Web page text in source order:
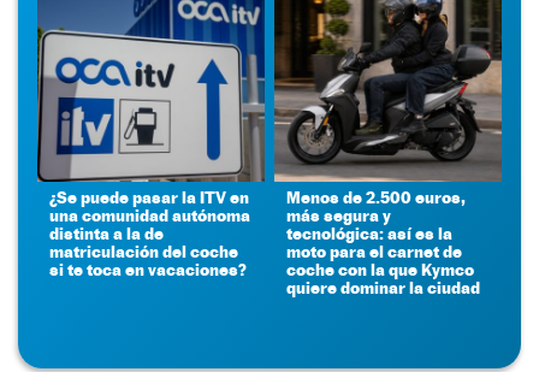
¿Se puede pasar la ITV en
una comunidad autónoma
distinta a la de
matriculación del coche
si te toca en vacaciones?
Menos de 2.500 euros,
más segura y
tecnológica: así es la
moto para el carnet de
coche con la que Kymco
quiere dominar la ciudad